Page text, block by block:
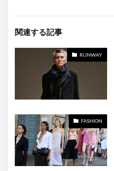
関連する記事
RUNWAY
FASHION